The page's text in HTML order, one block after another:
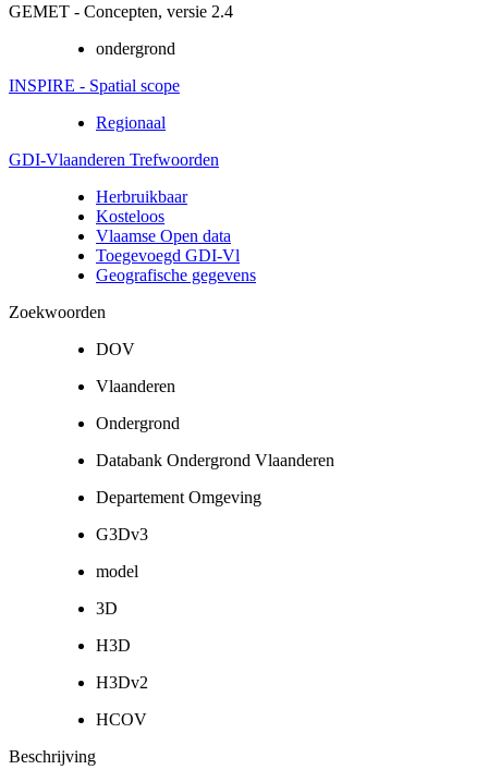
GEMET - Concepten, versie 2.4
ondergrond
INSPIRE - Spatial scope
Regionaal
GDI-Vlaanderen Trefwoorden
Herbruikbaar
Kosteloos
Vlaamse Open data
Toegevoegd GDI-Vl
Geografische gegevens
Zoekwoorden
DOV
Vlaanderen
Ondergrond
Databank Ondergrond Vlaanderen
Departement Omgeving
G3Dv3
model
3D
H3D
H3Dv2
HCOV
Beschrijving